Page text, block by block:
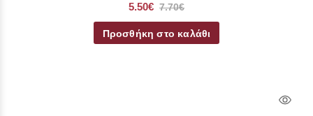
5.50€ 7.70€
Προσθήκη στο καλάθι